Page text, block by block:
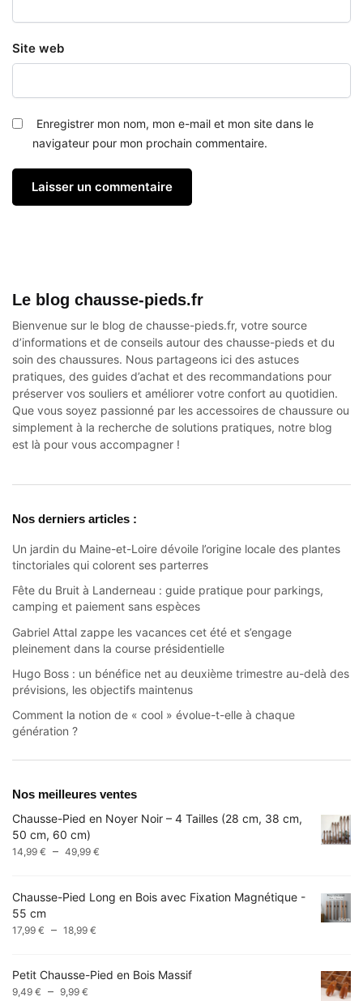
Site web
Enregistrer mon nom, mon e-mail et mon site dans le
navigateur pour mon prochain commentaire.
Le blog chausse-pieds.fr
Bienvenue sur le blog de chausse-pieds.fr, votre source
d’informations et de conseils autour des chausse-pieds et du
soin des chaussures. Nous partageons ici des astuces
pratiques, des guides d’achat et des recommandations pour
préserver vos souliers et améliorer votre confort au quotidien.
Que vous soyez passionné par les accessoires de chaussure ou
simplement à la recherche de solutions pratiques, notre blog
est là pour vous accompagner !
Nos derniers articles :
Un jardin du Maine-et-Loire dévoile l’origine locale des plantes
tinctoriales qui colorent ses parterres
Fête du Bruit à Landerneau : guide pratique pour parkings,
camping et paiement sans espèces
Gabriel Attal zappe les vacances cet été et s’engage
pleinement dans la course présidentielle
Hugo Boss : un bénéfice net au deuxième trimestre au-delà des
prévisions, les objectifs maintenus
Comment la notion de « cool » évolue-t-elle à chaque
génération ?
Nos meilleures ventes
Chausse-Pied en Noyer Noir – 4 Tailles (28 cm, 38 cm,
50 cm, 60 cm)
14,99 € – 49,99 €
14,99 €
Chausse-Pied Long en Bois avec Fixation Magnétique -
55 cm
17,99 € – 18,99 €
17,99 €
Petit Chausse-Pied en Bois Massif
9,49 € – 9,99 €